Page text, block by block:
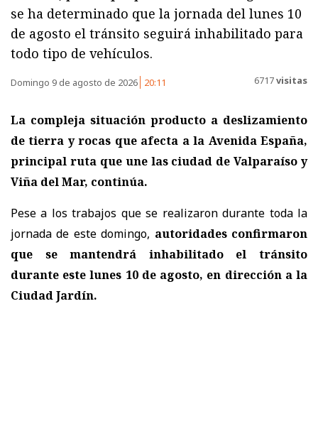
se ha determinado que la jornada del lunes 10
de agosto el tránsito seguirá inhabilitado para
todo tipo de vehículos.
Domingo 9 de agosto de 2026 20:11 6717visitas
La compleja situación producto a deslizamiento
de tierra y rocas que afecta a la Avenida España,
principal ruta que une las ciudad de Valparaíso y
Viña del Mar, continúa.
Pese a los trabajos que se realizaron durante toda la
jornada de este domingo, autoridades confirmaron
que se mantendrá inhabilitado el tránsito
durante este lunes 10 de agosto, en dirección a la
Ciudad Jardín.